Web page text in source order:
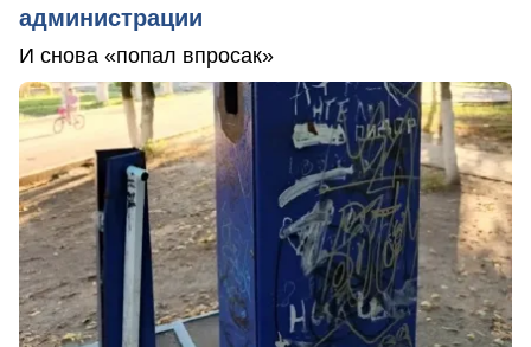
администрации
И снова «попал впросак»